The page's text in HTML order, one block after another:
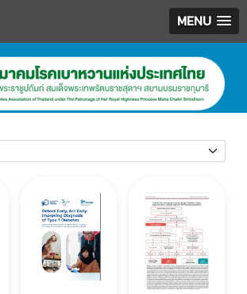
MENU
.